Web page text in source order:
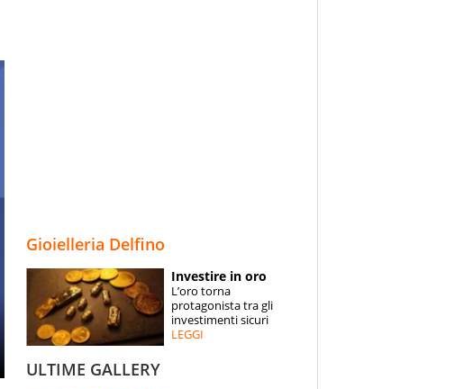
ESPERTI
CONTATTI
Gioielleria Delfino
Investire in oro
L’oro torna
protagonista tra gli
investimenti sicuri
LEGGI
ULTIME GALLERY